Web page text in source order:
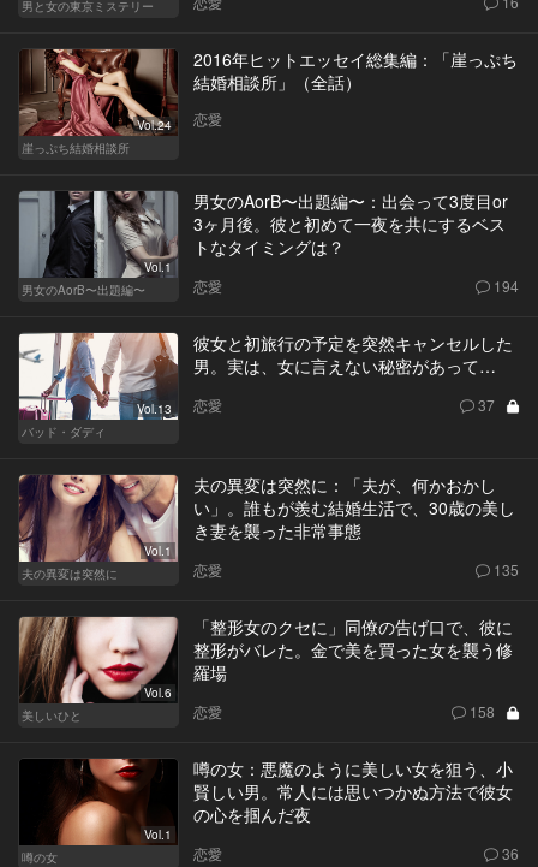
男と女の東京ミステリー
Vol.24
崖っぷち結婚相談所
2016年ヒットエッセイ総集編：「崖っぷち
結婚相談所」（全話）
恋愛
Vol.1
男女のAorB〜出題編〜
男女のAorB〜出題編〜：出会って3度目or
3ヶ月後。彼と初めて一夜を共にするベス
トなタイミングは？
恋愛 194
Vol.13
バッド・ダディ
彼女と初旅行の予定を突然キャンセルした
男。実は、女に言えない秘密があって…
恋愛 37
Vol.1
夫の異変は突然に
夫の異変は突然に：「夫が、何かおかし
い」。誰もが羨む結婚生活で、30歳の美し
き妻を襲った非常事態
恋愛 135
Vol.6
美しいひと
「整形女のクセに」同僚の告げ口で、彼に
整形がバレた。金で美を買った女を襲う修
羅場
恋愛 158
Vol.1
噂の女
噂の女：悪魔のように美しい女を狙う、小
賢しい男。常人には思いつかぬ方法で彼女
の心を掴んだ夜
恋愛 36